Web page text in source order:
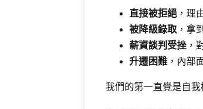
直接被拒絕 ，理
被降級錄取 ，拿
薪資談判受挫 ，
升遷困難 ，內部
我們的第一直覺是自